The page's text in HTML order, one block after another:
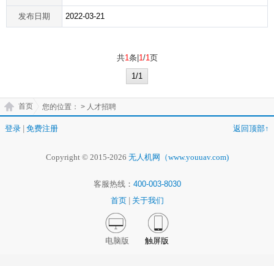
发布日期 2022-03-21
共1条| 1/1页
1/1
您的位置：
首页 > 人才招聘
登录 免费注册 返回顶部↑
Copyright © 2015-2026 无人机网（www.youuav.com)
客服热线： 400-003-8030
首页
关于我们
电脑版 触屏版